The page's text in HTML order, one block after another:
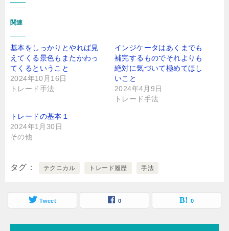
関連
基本をしっかりとやれば見
えてくる景色もまたかわっ
てくるということ
2024年10月16日
トレード手法
インジケータはあくまでも
補完するものでそれよりも
絶対に気づいて極めてほし
いこと
2024年4月9日
トレード手法
トレードの基本１
2024年1月30日
その他
タグ テクニカル トレード履歴 手法
Tweet 0 0